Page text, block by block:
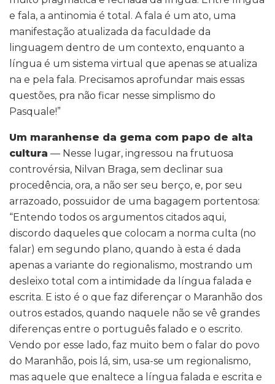
e fala, a antinomia é total. A fala é um ato, uma
manifestação atualizada da faculdade da
linguagem dentro de um contexto, enquanto a
língua é um sistema virtual que apenas se atualiza
na e pela fala. Precisamos aprofundar mais essas
questões, pra não ficar nesse simplismo do
Pasquale!”
Um maranhense da gema com papo de alta
cultura — Nesse lugar, ingressou na frutuosa
controvérsia, Nilvan Braga, sem declinar sua
procedência, ora, a não ser seu berço, e, por seu
arrazoado, possuidor de uma bagagem portentosa:
“Entendo todos os argumentos citados aqui,
discordo daqueles que colocam a norma culta (no
falar) em segundo plano, quando à esta é dada
apenas a variante do regionalismo, mostrando um
desleixo total com a intimidade da língua falada e
escrita. E isto é o que faz diferençar o Maranhão dos
outros estados, quando naquele não se vê grandes
diferenças entre o português falado e o escrito.
Vendo por esse lado, faz muito bem o falar do povo
do Maranhão, pois lá, sim, usa-se um regionalismo,
mas aquele que enaltece a língua falada e escrita e